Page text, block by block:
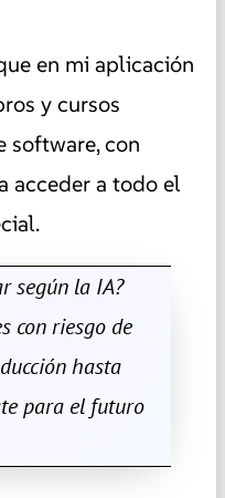
en mi aplicación
y cursos
software, con
acceder a todo el
según la IA?
con riesgo de
hasta
para el futuro